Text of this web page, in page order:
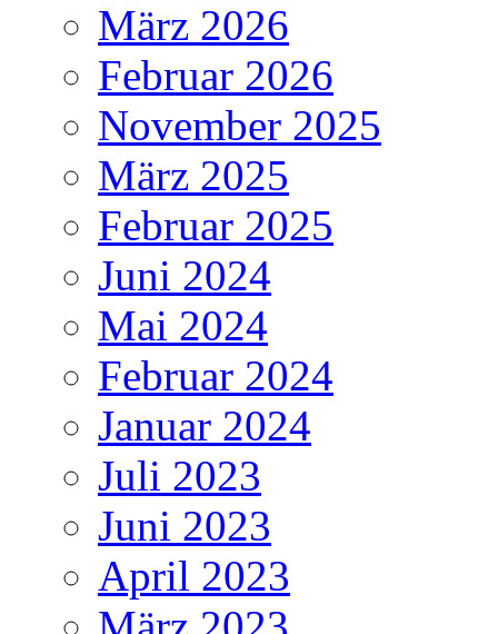
März 2026
Februar 2026
November 2025
März 2025
Februar 2025
Juni 2024
Mai 2024
Februar 2024
Januar 2024
Juli 2023
Juni 2023
April 2023